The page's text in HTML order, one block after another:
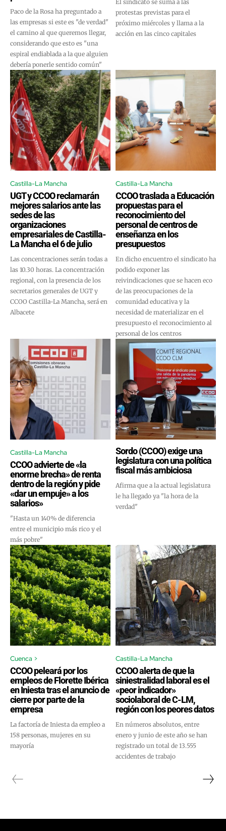
Paco de la Rosa ha preguntado a
las empresas si este es "de verdad"
el camino al que queremos llegar,
considerando que esto es "una
espiral endiablada a la que alguien
debería ponerle sentido común"
El sindicato se suma a las
protestas previstas para el
próximo miércoles y llama a la
acción en las cinco capitales
Castilla-La Mancha
UGT y CCOO reclamarán
mejores salarios ante las
sedes de las
organizaciones
empresariales de Castilla-
La Mancha el 6 de julio
Las concentraciones serán todas a
las 10.30 horas. La concentración
regional, con la presencia de los
secretarios generales de UGT y
CCOO Castilla-La Mancha, será en
Albacete
Castilla-La Mancha
CCOO traslada a Educación
propuestas para el
reconocimiento del
personal de centros de
enseñanza en los
presupuestos
En dicho encuentro el sindicato ha
podido exponer las
reivindicaciones que se hacen eco
de las preocupaciones de la
comunidad educativa y la
necesidad de materializar en el
presupuesto el reconocimiento al
personal de los centros
Castilla-La Mancha
CCOO advierte de «la
enorme brecha» de renta
dentro de la región y pide
«dar un empuje» a los
salarios»
"Hasta un 140% de diferencia
entre el municipio más rico y el
más pobre"
Sordo (CCOO) exige una
legislatura con una política
fiscal más ambiciosa
Afirma que a la actual legislatura
le ha llegado ya "la hora de la
verdad"
Cuenca >
CCOO peleará por los
empleos de Florette Ibérica
en Iniesta tras el anuncio de
cierre por parte de la
empresa
La factoría de Iniesta da empleo a
158 personas, mujeres en su
mayoría
Castilla-La Mancha
CCOO alerta de que la
siniestralidad laboral es el
«peor indicador»
sociolaboral de C-LM,
región con los peores datos
En números absolutos, entre
enero y junio de este año se han
registrado un total de 13.555
accidentes de trabajo